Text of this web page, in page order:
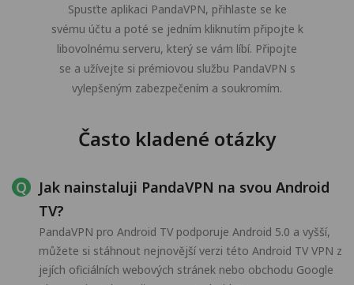
Spusťte aplikaci PandaVPN, přihlaste se ke
svému účtu a poté se jedním kliknutím připojte k
libovolnému serveru, který se vám líbí. Připojte
se a užívejte si prémiovou službu PandaVPN s
vylepšeným zabezpečením a soukromím.
Často kladené otázky
Jak nainstaluji PandaVPN na svou Android
TV?
PandaVPN pro Android TV podporuje Android 5.0 a vyšší,
můžete si stáhnout nejnovější verzi této Android TV VPN z
jejích oficiálních webových stránek nebo obchodu Google